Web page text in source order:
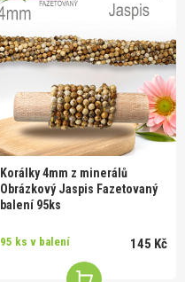
Korálky 4mm z minerálů
Obrázkový Jaspis Fazetovaný
balení 95ks
95 ks v balení 145 Kč